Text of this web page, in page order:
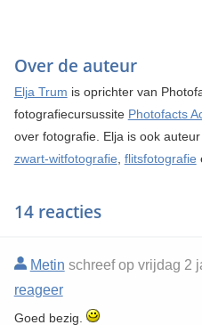
Over de auteur
Elja Trum is oprichter van
fotografiecursussite Photofacts
over fotografie. Elja is ook
zwart-witfotografie, flitsfotografie
14 reacties
Metin schreef op vrijdag 2
reageer
Goed bezig.